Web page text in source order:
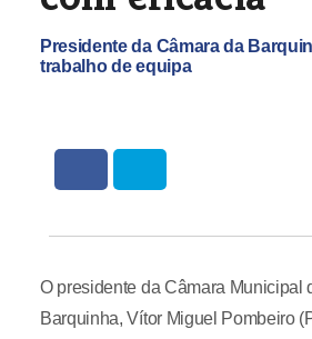
Presidente da Câmara da
trabalho de equipa
O presidente da Câmara Municipal
Barquinha, Vítor Miguel Pombeiro